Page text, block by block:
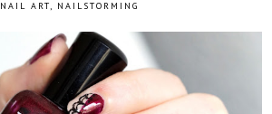
NAIL ART, NAILSTORMING